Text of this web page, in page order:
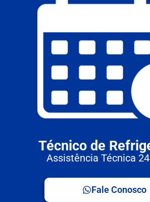
Técnico de
Assistência Técnica
Fale Conosco